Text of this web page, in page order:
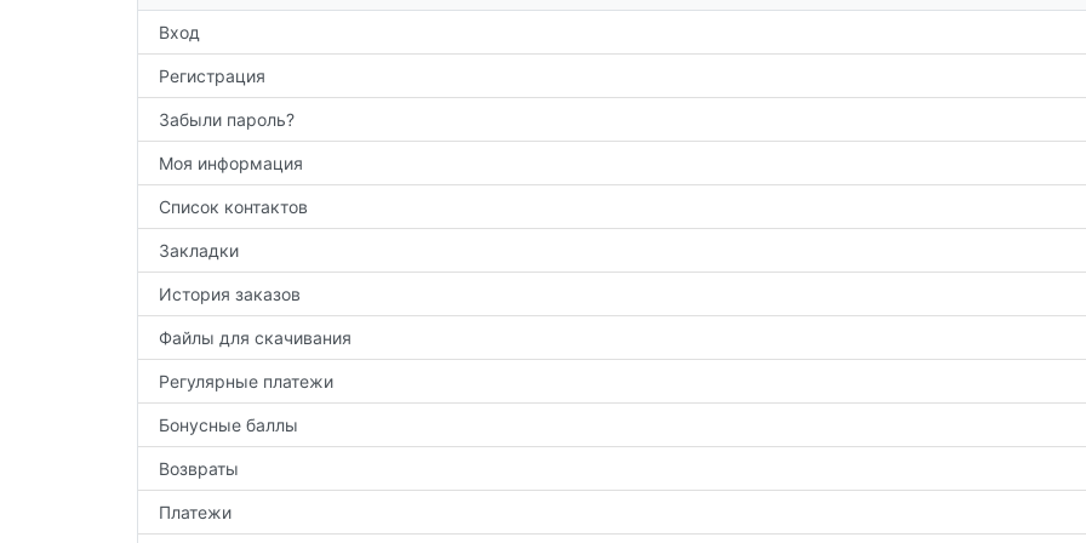
Вход
Регистрация
Забыли пароль?
Моя информация
Список контактов
Закладки
История заказов
Файлы для скачивания
Регулярные платежи
Бонусные баллы
Возвраты
Платежи